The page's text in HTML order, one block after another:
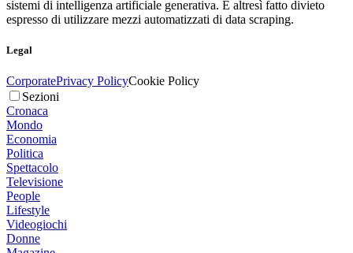
sistemi di intelligenza artificiale generativa. È altresì fatto divieto
espresso di utilizzare mezzi automatizzati di data scraping.
Legal
CorporatePrivacy PolicyCookie Policy
Sezioni
Cronaca
Mondo
Economia
Politica
Spettacolo
Televisione
People
Lifestyle
Videogiochi
Donne